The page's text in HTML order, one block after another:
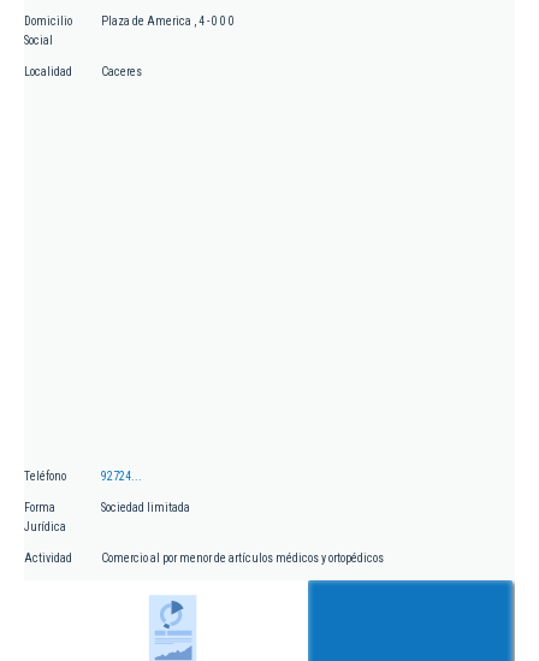
Domicilio
Social
Plaza de America , 4 - 0 0 0
Localidad Caceres
Teléfono 92724...
Forma
Jurídica
Sociedad limitada
Actividad Comercio al por menor de artículos médicos y ortopédicos